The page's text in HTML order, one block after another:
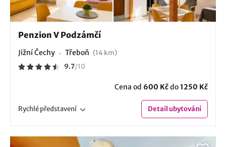
Penzion V Podzámčí
Jižní Čechy Třeboň (14 km)
9.7/10
Cena od 600 Kčdo1250 Kč
Rychlépředstavení Detailubytování